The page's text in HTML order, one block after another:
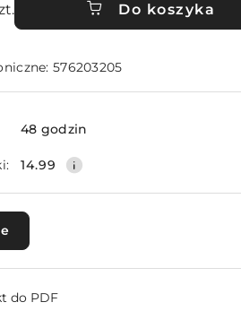
Do koszyka
576203205
48 godzin
14.99
do PDF